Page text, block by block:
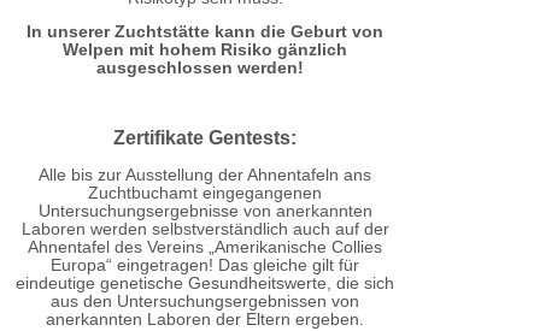
In unserer Zuchtstätte kann die Geburt von
Welpen mit hohem Risiko gänzlich
ausgeschlossen werden!
Zertifikate Gentests:
Alle bis zur Ausstellung der Ahnentafeln ans
Zuchtbuchamt eingegangenen
Untersuchungsergebnisse von anerkannten
Laboren werden selbstverständlich auch auf der
Ahnentafel des Vereins „Amerikanische Collies
Europa“ eingetragen! Das gleiche gilt für
eindeutige genetische Gesundheitswerte, die sich
aus den Untersuchungsergebnissen von
anerkannten Laboren der Eltern ergeben.